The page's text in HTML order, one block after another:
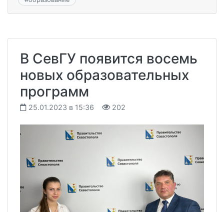
В СевГУ появится восемь
новых образовательных
программ
25.01.2023 в 15:36 202